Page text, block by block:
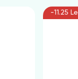
-11.25